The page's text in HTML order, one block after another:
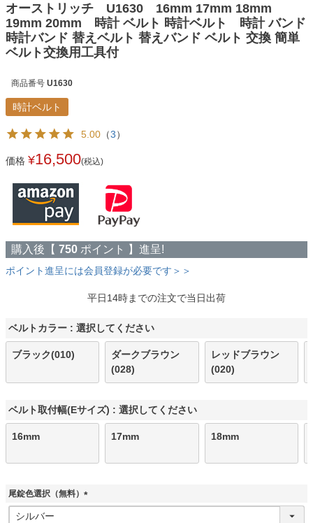
オーストリッチ U1630 16mm 17mm 18mm
19mm 20mm 時計 ベルト 時計ベルト 時計 バンド
時計バンド 替えベルト 替えバンド ベルト 交換 簡単
ベルト交換用工具付
商品番号 U1630
時計ベルト
5.00 （3）
価格 ¥16,500(税込)
購入後【 750 ポイント 】進呈!
ポイント進呈には会員登録が必要です＞＞
平日14時までの注文で当日出荷
ベルトカラー 選択してください
ブラック(010)
ダークブラウン
(028)
レッドブラウン
(020)
ベルト取付幅(Eサイズ) 選択してください
16mm 17mm 18mm
尾錠色選択（無料）
(